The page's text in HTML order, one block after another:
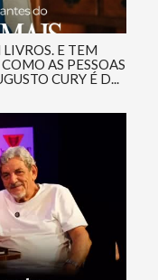
E TEM
AS PESSOAS
CURY É D...